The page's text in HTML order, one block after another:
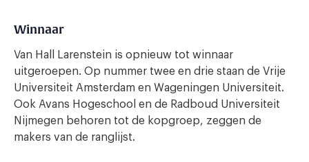
Winnaar
Van Hall Larenstein is opnieuw tot winnaar
uitgeroepen. Op nummer twee en drie staan de Vrije
Universiteit Amsterdam en Wageningen Universiteit.
Ook Avans Hogeschool en de Radboud Universiteit
Nijmegen behoren tot de kopgroep, zeggen de
makers van de ranglijst.